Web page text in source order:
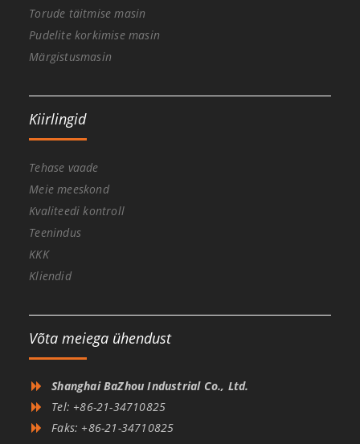
Torude täitmise masin
Pudelite korkimise masin
Märgistusmasin
Kiirlingid
Tehase vaade
Meie meeskond
Kvaliteedi kontroll
Teenindus
KKK
Kliendid
Võta meiega ühendust
Shanghai BaZhou Industrial Co., Ltd.
Tel: +86-21-34710825
Faks: +86-21-34710825